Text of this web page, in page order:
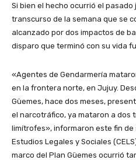
Si bien el hecho ocurrió el
transcurso de la semana que se
alcanzado por dos impactos de
disparo que terminó con su vida
«Agentes de Gendarmería
en la frontera norte, en Jujuy.
Güemes, hace dos meses,
el narcotráfico, ya mataron a dos
limítrofes», informaron este fin de
Estudios Legales y Sociales
marco del Plan Güemes ocurrió